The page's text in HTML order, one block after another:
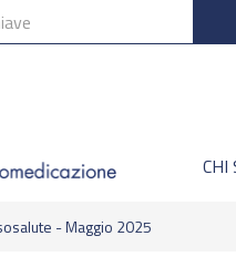
CHI
- Maggio 2025